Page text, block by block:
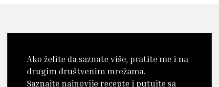
Ako želite da saznate više, pratite me i na
drugim društvenim mrežama.
Saznajte najnovije recepte i putujte sa